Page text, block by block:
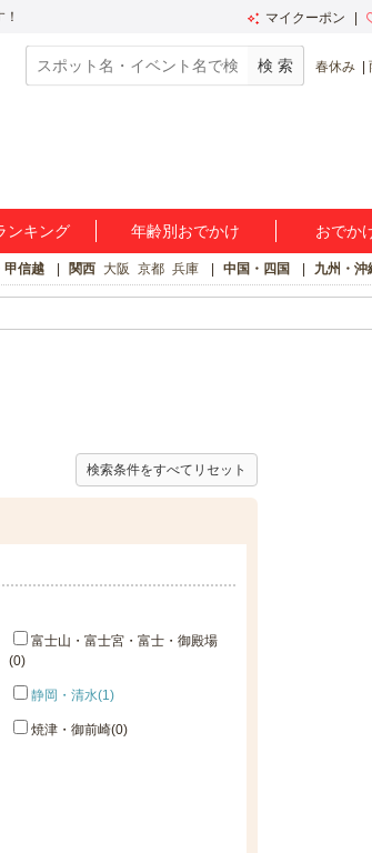
マイクーポン
春休み
ンキング 年齢別おでかけ おでか
甲信越 関西 大阪 京都 兵庫 中国・四国 九州・沖
検索条件をすべてリセット
富士山・富士宮・富士・御殿場
(0)
静岡・清水(1)
焼津・御前崎(0)